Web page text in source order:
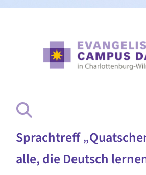
Sprachtreff
alle, die Deutsch